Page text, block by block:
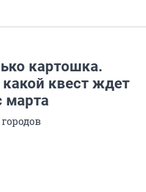
картошка.
квест ждет
марта